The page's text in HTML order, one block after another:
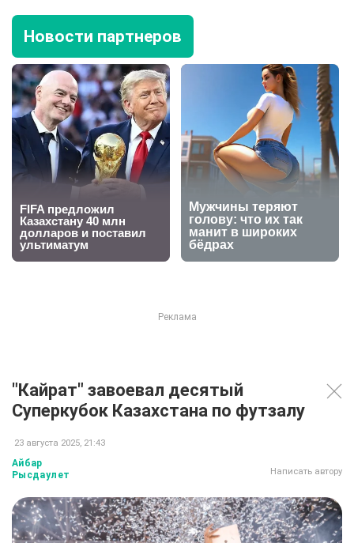
Новости партнеров
"Кайрат" завоевал десятый
Суперкубок Казахстана по футзалу
23 августа 2025, 21:43
Айбар
Рысдаулет
Написать автору